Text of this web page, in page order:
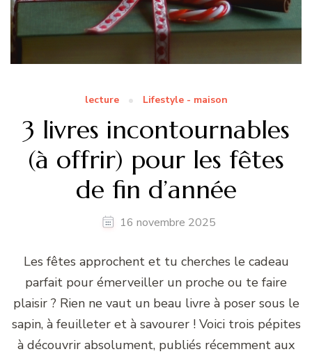
lecture Lifestyle - maison
3 livres incontournables
(à offrir) pour les fêtes
de fin d’année
16 novembre 2025
Les fêtes approchent et tu cherches le cadeau
parfait pour émerveiller un proche ou te faire
plaisir ? Rien ne vaut un beau livre à poser sous le
sapin, à feuilleter et à savourer ! Voici trois pépites
à découvrir absolument, publiés récemment aux